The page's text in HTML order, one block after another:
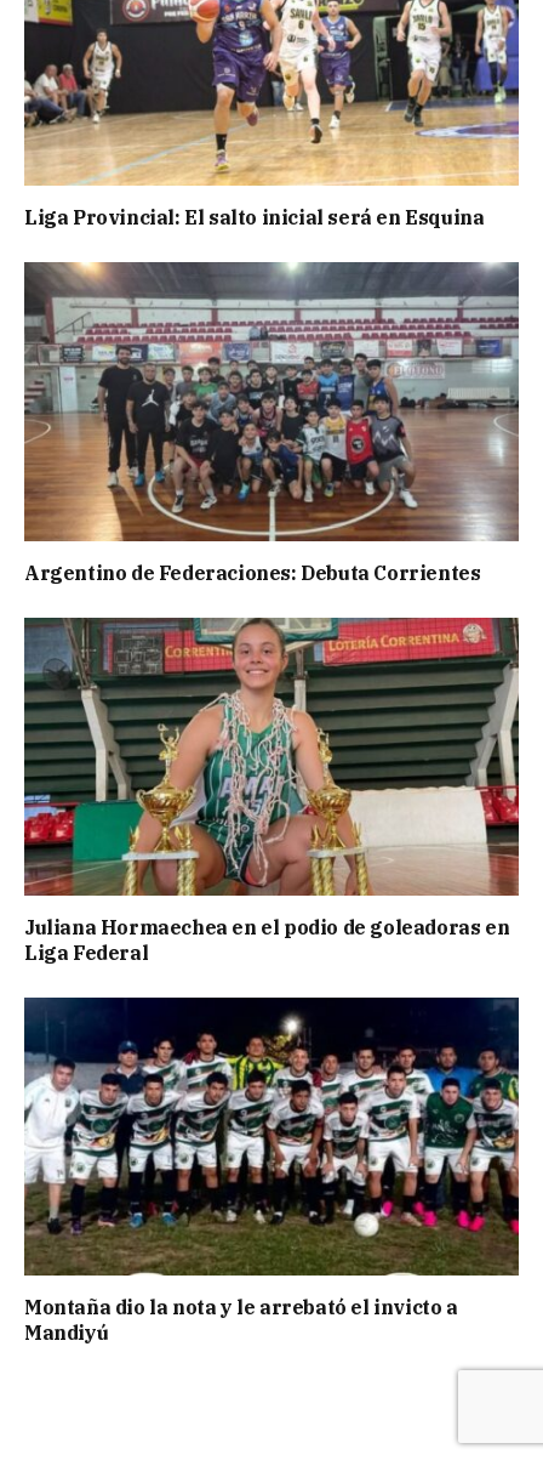
Liga Provincial: El salto inicial será en Esquina
Argentino de Federaciones: Debuta Corrientes
Juliana Hormaechea en el podio de goleadoras en
Liga Federal
Montaña dio la nota y le arrebató el invicto a
Mandiyú